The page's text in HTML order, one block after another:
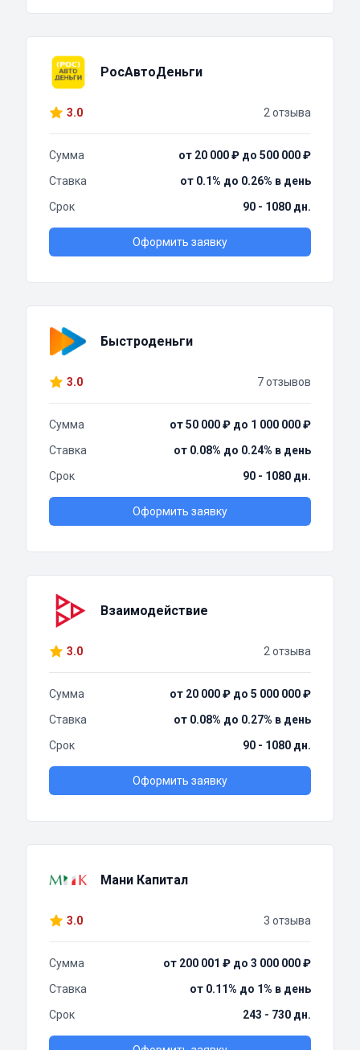
РосАвтоДеньги
3.0 2 отзыва
Сумма
от 20 000 ₽ до 500 000 ₽
Ставка
от 0.1% до 0.26% в день
Срок
90 - 1080 дн.
Оформить заявку
Быстроденьги
3.0 7 отзывов
Сумма
от 50 000 ₽ до 1 000 000 ₽
Ставка
от 0.08% до 0.24% в день
Срок
90 - 1080 дн.
Оформить заявку
Взаимодействие
3.0 2 отзыва
Сумма
от 20 000 ₽ до 5 000 000 ₽
Ставка
от 0.08% до 0.27% в день
Срок
90 - 1080 дн.
Оформить заявку
Мани Капитал
3.0 3 отзыва
Сумма
от 200 001 ₽ до 3 000 000 ₽
Ставка
от 0.11% до 1% в день
Срок
243 - 730 дн.